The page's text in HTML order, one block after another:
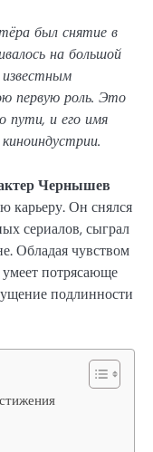
был снятие в
на большой
первую роль. Это
пути, и его имя
Чернышев
карьеру. Он снялся
сериалов, сыграл
Обладая чувством
потрясающе
подлинности